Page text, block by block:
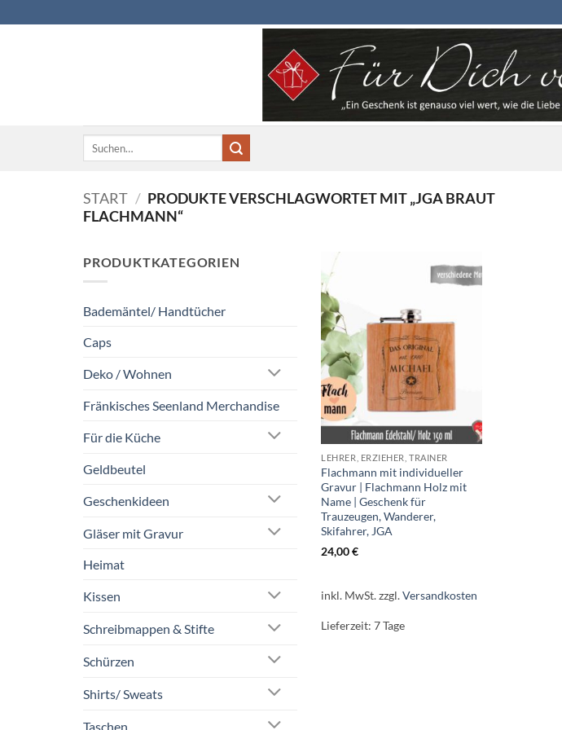
Inhalt
Suchen
START / PRODUKTE VERSCHLAGWORTET MIT „JGA BRAUT
FLACHMANN“
PRODUKTKATEGORIEN
Bademäntel/ Handtücher
Caps
Deko / Wohnen
Fränkisches Seenland Merchandise
Für die Küche
Geldbeutel
Geschenkideen
Gläser mit Gravur
Heimat
Kissen
Schreibmappen & Stifte
Schürzen
Shirts/ Sweats
Taschen
LEHRER, ERZIEHER, TRAINER
Flachmann mit individueller
Gravur | Flachmann Holz mit
Name | Geschenk für
Trauzeugen, Wanderer,
Skifahrer, JGA
24,00€
inkl. MwSt.zzgl.Versandkosten
Lieferzeit:7 Tage